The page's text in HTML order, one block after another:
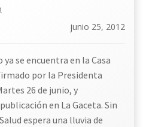
junio 25, 2012
se encuentra en la Casa
por la Presidenta
26 de junio, y
en La Gaceta. Sin
espera una lluvia de